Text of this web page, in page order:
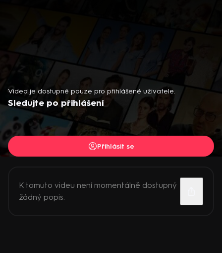
Video je dostupné pouze pro přihlášené uživatele.
Sledujte po přihlášení
Přihlásit se
K tomuto videu není momentálně dostupný
žádný popis.